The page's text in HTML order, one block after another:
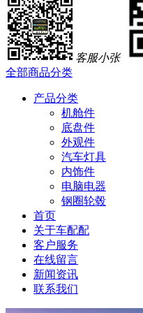
客服小张
全部商品分类
产品分类
机舱件
底盘件
外观件
汽车灯具
内饰件
电脑电器
钢圈轮毂
首页
关于车配配
客户服务
在线留言
新闻资讯
联系我们